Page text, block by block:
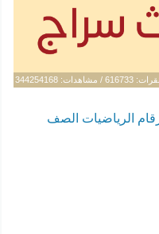
نقرات: 616733 / مشاهدات: 344254168
الرياضيات الصف